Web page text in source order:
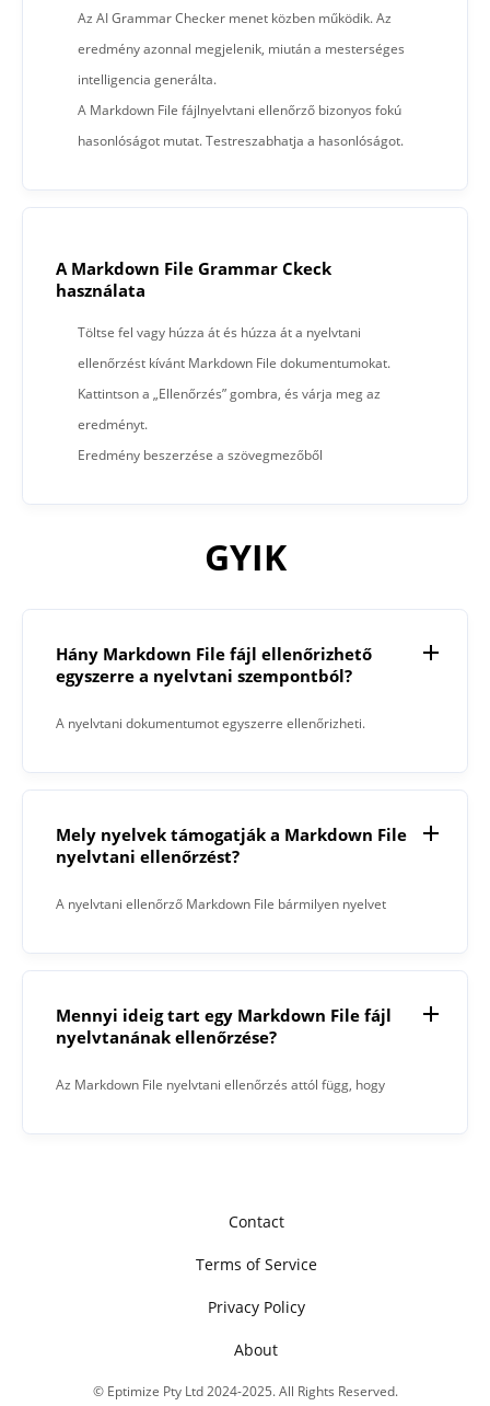
Az AI Grammar Checker menet közben működik. Az
eredmény azonnal megjelenik, miután a mesterséges
intelligencia generálta.
A Markdown File fájlnyelvtani ellenőrző bizonyos fokú
hasonlóságot mutat. Testreszabhatja a hasonlóságot.
A Markdown File Grammar Ckeck
használata
Töltse fel vagy húzza át és húzza át a nyelvtani
ellenőrzést kívánt Markdown File dokumentumokat.
Kattintson a „Ellenőrzés” gombra, és várja meg az
eredményt.
Eredmény beszerzése a szövegmezőből
GYIK
Hány Markdown File fájl ellenőrizhető
egyszerre a nyelvtani szempontból?
A nyelvtani dokumentumot egyszerre ellenőrizheti.
Mely nyelvek támogatják a Markdown File
nyelvtani ellenőrzést?
A nyelvtani ellenőrző Markdown File bármilyen nyelvet
Mennyi ideig tart egy Markdown File fájl
nyelvtanának ellenőrzése?
Az Markdown File nyelvtani ellenőrzés attól függ, hogy
Contact
Terms of Service
Privacy Policy
About
© Eptimize Pty Ltd 2024-2025. All Rights Reserved.